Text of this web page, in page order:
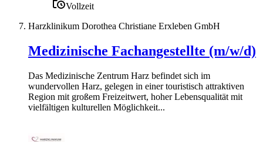
Vollzeit
Harzklinikum Dorothea Christiane Erxleben GmbH
Medizinische Fachangestellte (m/w/d)
Das Medizinische Zentrum Harz befindet sich im
wundervollen Harz, gelegen in einer touristisch attraktiven
Region mit großem Freizeitwert, hoher Lebensqualität mit
vielfältigen kulturellen Möglichkeit...